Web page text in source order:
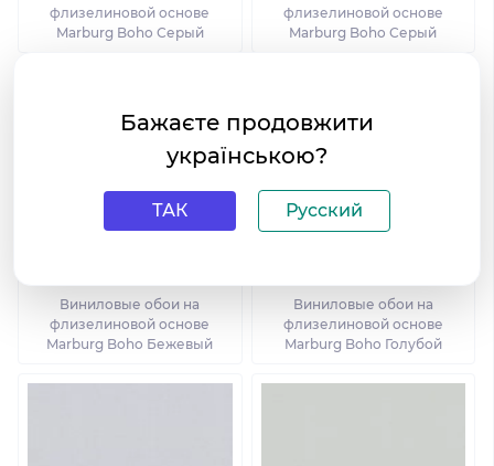
флизелиновой основе
Marburg Boho Серый
флизелиновой основе
Marburg Boho Серый
Виниловые обои на
флизелиновой основе
Marburg Boho Бежевый
Виниловые обои на
флизелиновой основе
Marburg Boho Голубой
Бажаєте продовжити
українською?
ТАК Русский